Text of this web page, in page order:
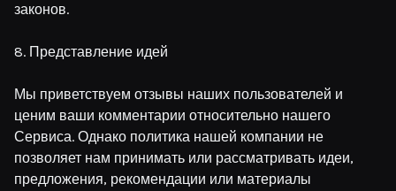
законов.
8. Представление идей
Мы приветствуем отзывы наших пользователей и
ценим ваши комментарии относительно нашего
Сервиса. Однако политика нашей компании не
позволяет нам принимать или рассматривать идеи,
предложения, рекомендации или материалы